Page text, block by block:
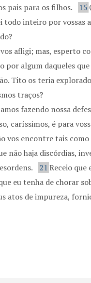
pais para os filhos.
15
inteiro por vossas
afligi; mas, esperto
por algum daqueles que
Tito os teria
traços?
fazendo nossa
caríssimos, é para
vos encontre tais
não haja discórdias,
21 Receio
eu tenha de chorar
atos de impureza,